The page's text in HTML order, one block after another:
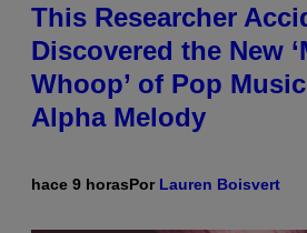
This Researcher
Discovered the New
Whoop’ of Pop
Alpha Melody
hace 9 horasPor Lauren Boisvert